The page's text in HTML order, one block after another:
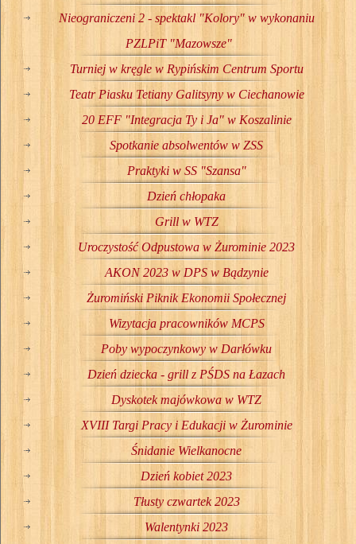
Nieograniczeni 2 - spektakl "Kolory" w wykonaniu
PZLPiT "Mazowsze"
Turniej w kręgle w Rypińskim Centrum Sportu
Teatr Piasku Tetiany Galitsyny w Ciechanowie
20 EFF "Integracja Ty i Ja" w Koszalinie
Spotkanie absolwentów w ZSS
Praktyki w SS "Szansa"
Dzień chłopaka
Grill w WTZ
Uroczystość Odpustowa w Żurominie 2023
AKON 2023 w DPS w Bądzynie
Żuromiński Piknik Ekonomii Społecznej
Wizytacja pracowników MCPS
Poby wypoczynkowy w Darłówku
Dzień dziecka - grill z PŚDS na Łazach
Dyskotek majówkowa w WTZ
XVIII Targi Pracy i Edukacji w Żurominie
Śnidanie Wielkanocne
Dzień kobiet 2023
Tłusty czwartek 2023
Walentynki 2023